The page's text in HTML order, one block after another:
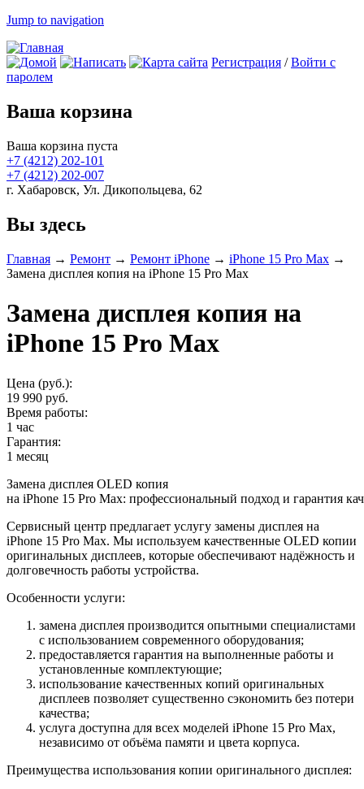
Jump to navigation
Регистрация /Войти с
паролем
Ваша корзина
Ваша корзина пуста
+7 (4212) 202-101
+7 (4212) 202-007
г. Хабаровск, Ул. Дикопольцева, 62
Вы здесь
Главная → Ремонт → Ремонт iPhone → iPhone 15 Pro Max →
Замена дисплея копия на iPhone 15 Pro Max
Замена дисплея копия на
iPhone 15 Pro Max
Цена (руб.):
19 990 руб.
Время работы:
1 час
Гарантия:
1 месяц
Замена дисплея OLED копия
на iPhone 15 Pro Max: профессиональный подход и гарантия
Сервисный центр предлагает услугу замены дисплея на
iPhone 15 Pro Max. Мы используем качественные OLED копии
оригинальных дисплеев, которые обеспечивают надёжность и
долговечность работы устройства.
Особенности услуги:
замена дисплея производится опытными специалистами
с использованием современного оборудования;
предоставляется гарантия на выполненные работы и
установленные комплектующие;
использование качественных копий оригинальных
дисплеев позволяет существенно сэкономить без потери
качества;
услуга доступна для всех моделей iPhone 15 Pro Max,
независимо от объёма памяти и цвета корпуса.
Преимущества использования копии оригинального дисплея: